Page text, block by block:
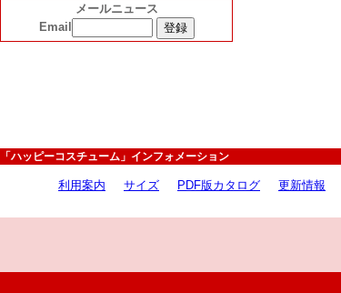
メールニュース
Email
「ハッピーコスチューム」インフォメーション
利用案内 サイズ PDF版カタログ 更新情報